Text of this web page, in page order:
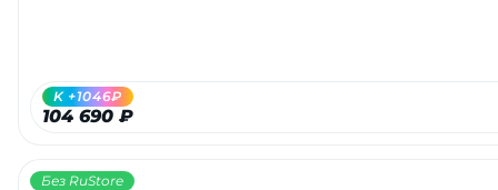
104 690 ₽
K +1046₽
Без RuStore